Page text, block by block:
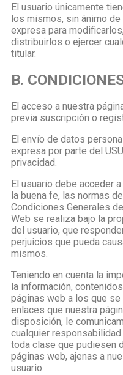
El usuario únicamente
los mismos, sin ánimo
expresa para
distribuirlos o ejercer
titular.
B.
El acceso a nuestra
previa suscripción o
El envío de datos
expresa por parte del
privacidad.
El usuario debe acceder
la buena fe, las normas
Condiciones Generales
Web se realiza bajo la
del usuario, que
perjuicios que pueda
mismos.
Teniendo en cuenta la
la información,
páginas web a los que
enlaces que nuestra
disposición, le
cualquier
toda clase que pudiesen
páginas web, ajenas a
usuario.